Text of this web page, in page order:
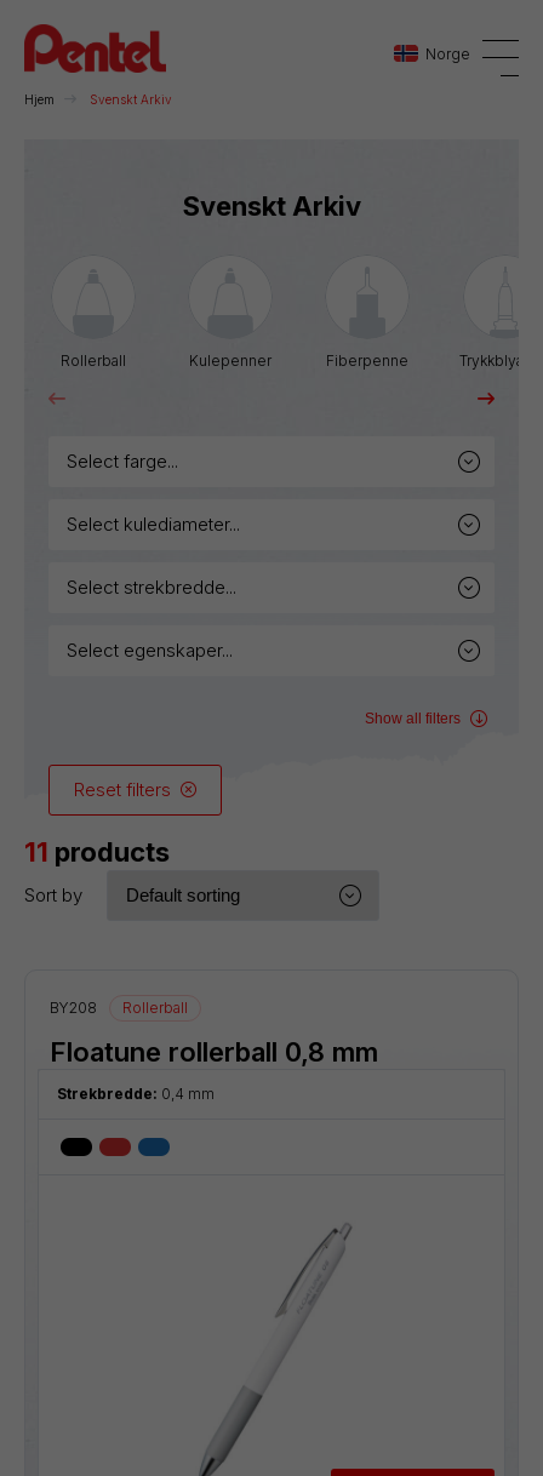
Norge
Hjem Svenskt Arkiv
Svenskt Arkiv
Rollerball Kulepenner Fiberpenne
select farge...
select kulediameter...
select strekbredde...
select egenskaper...
Show all filters
Reset filters
11 products
Sort by
BY208 Rollerball
Floatune rollerball 0,8 mm
Strekbredde: 0,4 mm